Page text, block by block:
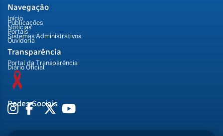
Navegação
Início
Publicações
Notícias
Portais
Sistemas Administrativos
Ouvidoria
Transparência
Portal da Transparência
Diário Oficial
Redes Sociais